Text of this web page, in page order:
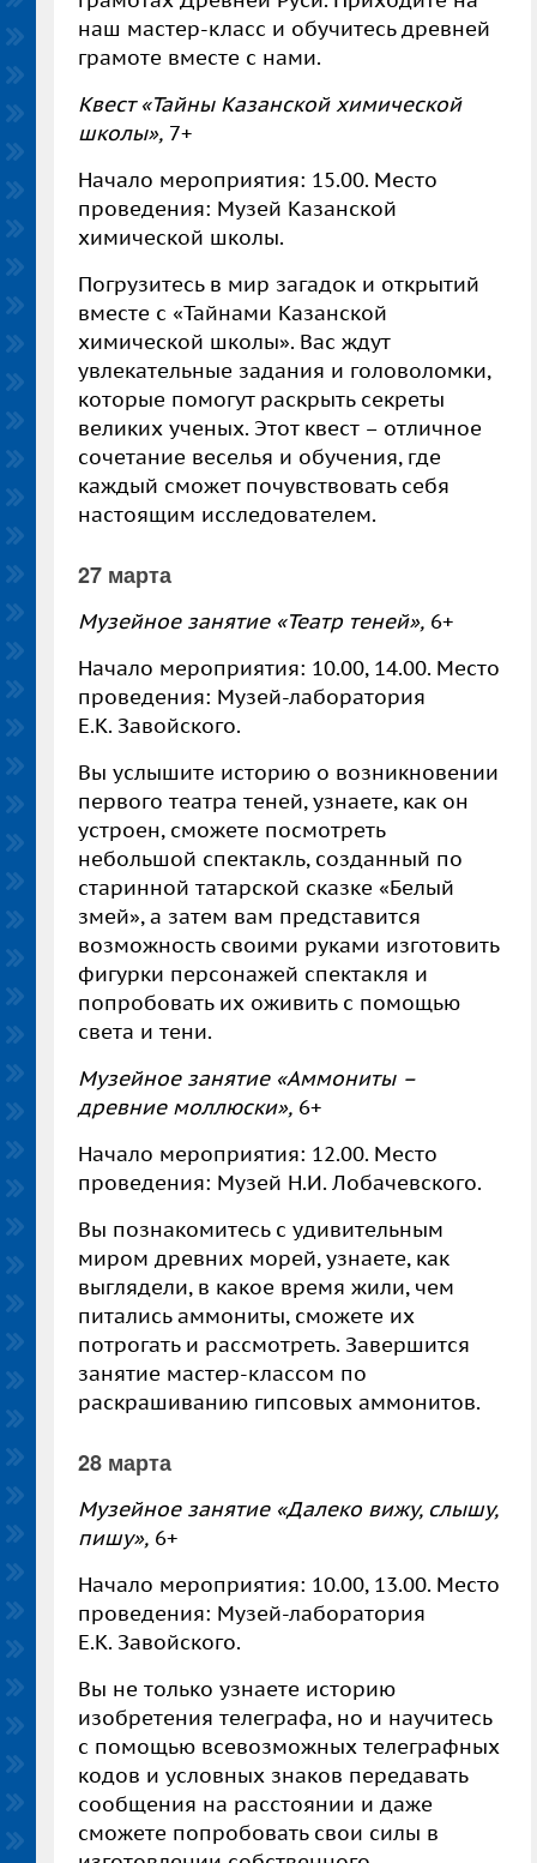
наш мастер-класс и обучитесь древней
грамоте вместе с нами.
Квест «Тайны Казанской химической
школы», 7+
Начало мероприятия: 15.00. Место
проведения: Музей Казанской
химической школы.
Погрузитесь в мир загадок и открытий
вместе с «Тайнами Казанской
химической школы». Вас ждут
увлекательные задания и головоломки,
которые помогут раскрыть секреты
великих ученых. Этот квест – отличное
сочетание веселья и обучения, где
каждый сможет почувствовать себя
настоящим исследователем.
27 марта
Музейное занятие «Театр теней», 6+
Начало мероприятия: 10.00, 14.00. Место
проведения: Музей-лаборатория
Е.К. Завойского.
Вы услышите историю о возникновении
первого театра теней, узнаете, как он
устроен, сможете посмотреть
небольшой спектакль, созданный по
старинной татарской сказке «Белый
змей», а затем вам представится
возможность своими руками изготовить
фигурки персонажей спектакля и
попробовать их оживить с помощью
света и тени.
Музейное занятие «Аммониты –
древние моллюски», 6+
Начало мероприятия: 12.00. Место
проведения: Музей Н.И. Лобачевского.
Вы познакомитесь с удивительным
миром древних морей, узнаете, как
выглядели, в какое время жили, чем
питались аммониты, сможете их
потрогать и рассмотреть. Завершится
занятие мастер-классом по
раскрашиванию гипсовых аммонитов.
28 марта
Музейное занятие «Далеко вижу, слышу,
пишу», 6+
Начало мероприятия: 10.00, 13.00. Место
проведения: Музей-лаборатория
Е.К. Завойского.
Вы не только узнаете историю
изобретения телеграфа, но и научитесь
с помощью всевозможных телеграфных
кодов и условных знаков передавать
сообщения на расстоянии и даже
сможете попробовать свои силы в